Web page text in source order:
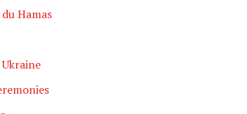
Hamas